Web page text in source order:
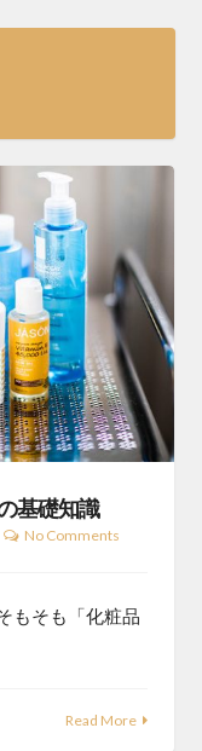
基礎知識
No Comments
もそも「化粧品
Read More